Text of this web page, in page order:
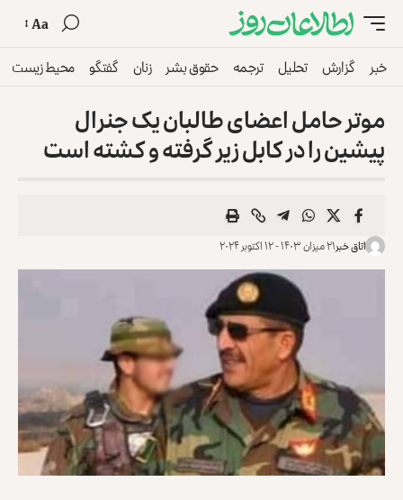
Aa
خبر گزارش تحلیل ترجمه حقوق بشر زنان گفتگو محیط زیست
موتر حامل اعضای طالبان یک جنرال
پیشین را در کابل زیر گرفته و کشته است
اتاق خبر۲۱ میزان ۱۴۰۳ - ۱۲ اکتوبر ۲۰۲۴